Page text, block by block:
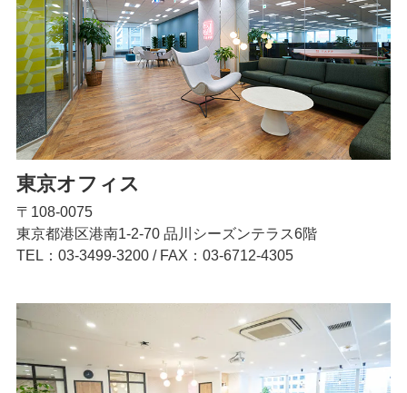
東京オフィス
〒108-0075
東京都港区港南1-2-70 品川シーズンテラス6階
TEL：03-3499-3200/ FAX：03-6712-4305